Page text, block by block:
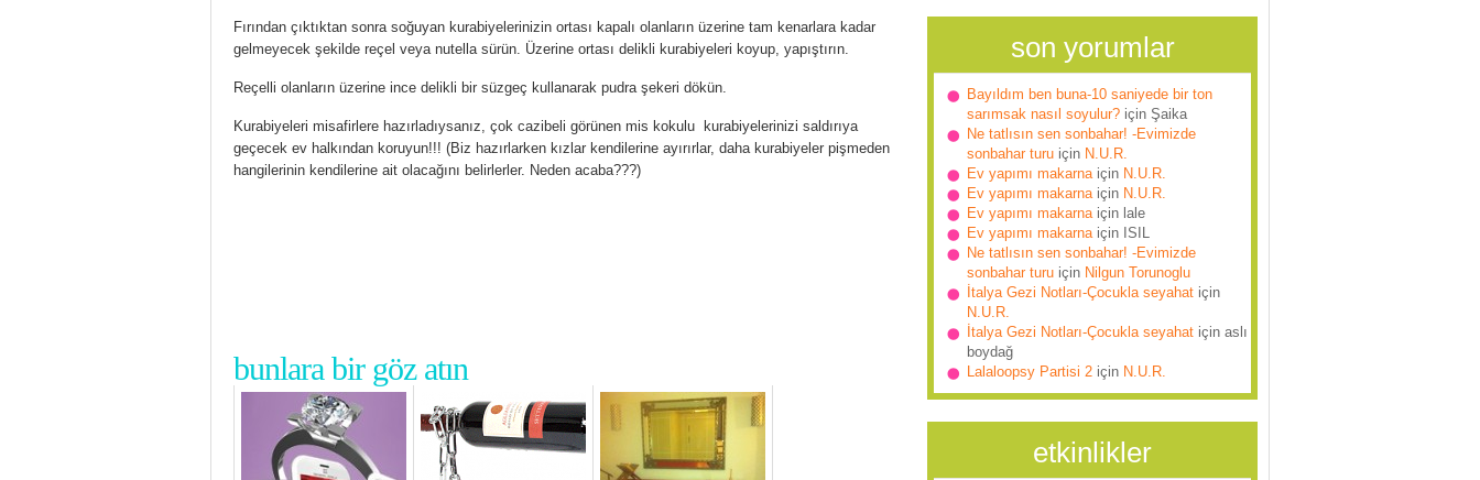
Fırından çıktıktan sonra soğuyan kurabiyelerinizin ortası kapalı olanların üzerine tam kenarlara kadar
gelmeyecek şekilde reçel veya nutella sürün. Üzerine ortası delikli kurabiyeleri koyup, yapıştırın.
Reçelli olanların üzerine ince delikli bir süzgeç kullanarak pudra şekeri dökün.
Kurabiyeleri misafirlere hazırladıysanız, çok cazibeli görünen mis kokulu kurabiyelerinizi saldırıya
geçecek ev halkından koruyun!!! (Biz hazırlarken kızlar kendilerine ayırırlar, daha kurabiyeler pişmeden
hangilerinin kendilerine ait olacağını belirlerler. Neden acaba???)
bunlara bir göz atın
son yorumlar
Bayıldım ben buna-10 saniyede bir ton
sarımsak nasıl soyulur? için Şaika
Ne tatlısın sen sonbahar! -Evimizde
sonbahar turu için N.U.R.
Ev yapımı makarnaiçin N.U.R.
Ev yapımı makarnaiçin N.U.R.
Ev yapımı makarnaiçin lale
Ev yapımı makarnaiçin ISIL
Ne tatlısın sen sonbahar! -Evimizde
sonbahar turu için Nilgun Torunoglu
İtalya Gezi Notları-Çocukla seyahat için
N.U.R.
İtalya Gezi Notları-Çocukla seyahat için aslı
boydağ
Lalaloopsy Partisi 2 için N.U.R.
etkinlikler